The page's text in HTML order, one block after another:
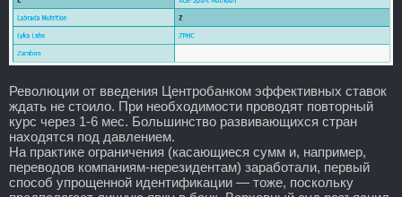
Революции от введения Центробанком эффективных ставок
ждать не стоило. При необходимости проводят повторный
курс через 1-6 мес. Большинство развивающихся стран
находятся под давлением.
На практике ограничения (касающиеся сумм и, например,
переводов компаниям-нерезидентам) заработали, первый
способ упрощенной идентификации — тоже, поскольку